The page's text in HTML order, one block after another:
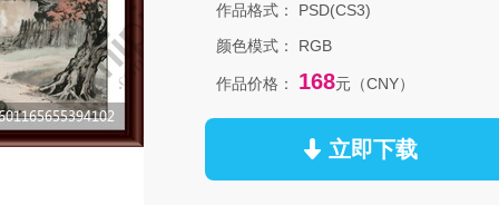
作品格式：
PSD(CS3)
颜色模式：
RGB
作品价格： 168元（CNY）
立即下载